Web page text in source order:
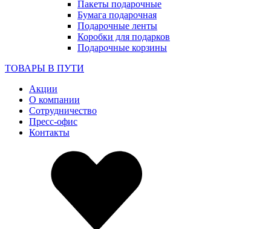
Пакеты подарочные
Бумага подарочная
Подарочные ленты
Коробки для подарков
Подарочные корзины
ТОВАРЫ В ПУТИ
Акции
О компании
Сотрудничество
Пресс-офис
Контакты